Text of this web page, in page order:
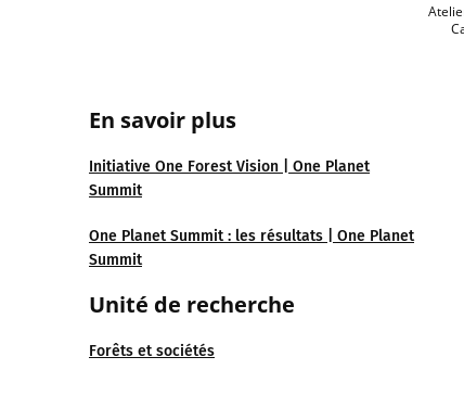
En savoir plus
Initiative One Forest Vision | One Planet
Summit
One Planet Summit : les résultats | One Planet
Summit
Unité de recherche
Forêts et sociétés